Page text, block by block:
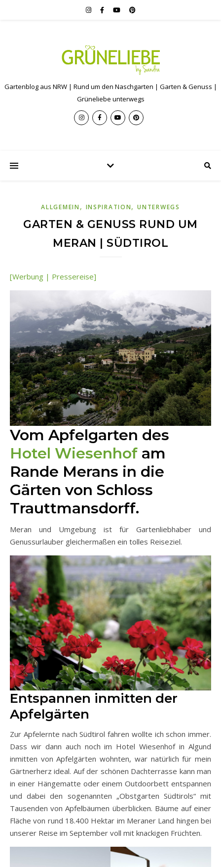
Gartenblog aus NRW | Rund um den Naschgarten | Garten & Genuss |
Grüneliebe unterwegs
ALLGEMEIN , INSPIRATION,UNTERWEGS
GARTEN & GENUSS RUND UM
MERAN | SÜDTIROL
[Werbung | Pressereise]
Vom Apfelgarten des
Hotel Wiesenhof am
Rande Merans in die
Gärten von Schloss
Trauttmansdorff.
Meran und Umgebung ist für Gartenliebhaber und
Genussurlauber gleichermaßen ein tolles Reiseziel.
Entspannen inmitten der
Apfelgärten
Zur Apfelernte nach Südtirol fahren wollte ich schon immer.
Dass wir dann auch noch im Hotel Wiesenhof in Algund
inmitten von Apfelgärten wohnten, war natürlich für mein
Gärtnerherz ideal. Auf der schönen Dachterrasse kann man
in einer Hängematte oder einem Outdoorbett entspannen
und dabei den sogenannten „Obstgarten Südtirols“ mit
Tausenden von Apfelbäumen überblicken. Bäume auf einer
Fläche von rund 18.400 Hektar im Meraner Land hingen bei
unserer Reise im September voll mit knackigen Früchten.